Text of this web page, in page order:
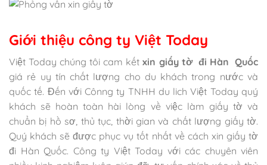
Giới thiệu công ty Việt Today
Việt Today chúng tôi cam kếtxin giấy tờ đi Hàn Quốc
giá rẻ uy tín chất lượng cho du khách trong nước và
quốc tế. Đến với Cônng ty TNHH du lich Việt Today quý
khách sẽ hoàn toàn hài lòng về việc làm giấy tờ và
chuẩn bị hồ sơ, thủ tục, thời gian và chất lượng giấy tờ.
Quý khách sẽ được phục vụ tốt nhất về cách xin giấy tờ
đi Hàn Quốc. Công ty Việt Today với các chuyên viên